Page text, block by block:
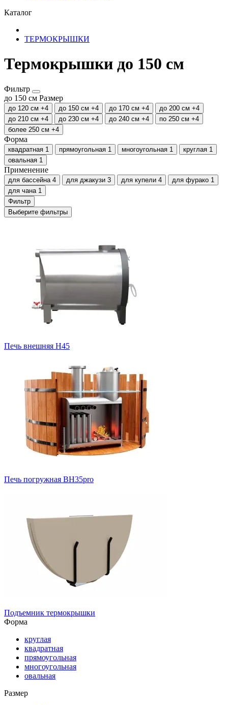
Каталог
ТЕРМОКРЫШКИ
Термокрышки до 150 см
Фильтр
до 150 см Размер
до 120 см +4 до 150 см +4 до 170 см +4 до 200 см +4
до 210 см +4 до 230 см +4 до 240 см +4 по 250 см +4
более 250 см +4
Форма
квадратная 1 прямоугольная 1 многоугольная 1 круглая 1
овальная 1
Применение
для бассейна 4 для джакузи 3 для купели 4 для фурако 1
для чана 1
Фильтр
Выберите фильтры
Печь внешняя H45
Печь погружная ВН35pro
Подъемник термокрышки
Форма
круглая
квадратная
прямоугольная
многоугольная
овальная
Размер